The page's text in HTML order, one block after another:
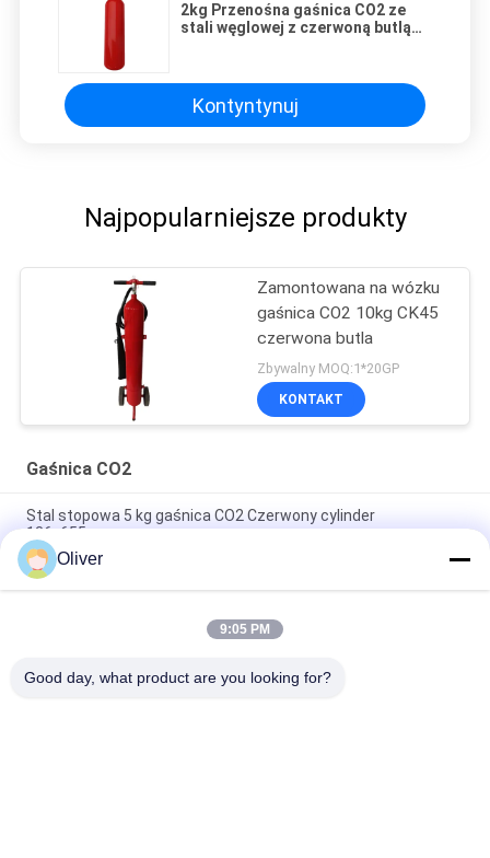
2kg Przenośna gaśnica CO2 ze
stali węglowej z czerwoną butlą
Kontyntynuj
Najpopularniejsze produkty
Zamontowana na wózku
gaśnica CO2 10kg CK45
czerwona butla
Zbywalny MOQ:1*20GP
KONTAKT
Gaśnica CO2
Stal stopowa 5 kg gaśnica CO2 Czerwony cylinder
136x655mm
2kg Przenośna gaśnica CO2 ze stali węglowej z czerwoną
butlą do pożarów klasy B
20 kg Kołowy gaśnik ogniowy CO2 Czerwony wózek
Oliver
9:05 PM
Good day, what product are you looking for?